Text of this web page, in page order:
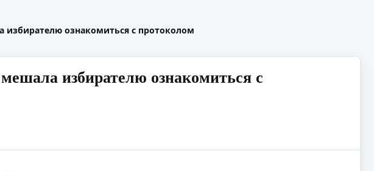
ознакомиться с протоколом
избирателю ознакомиться с